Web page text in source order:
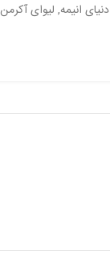
دنیای انیمه, لیوای آکرمن